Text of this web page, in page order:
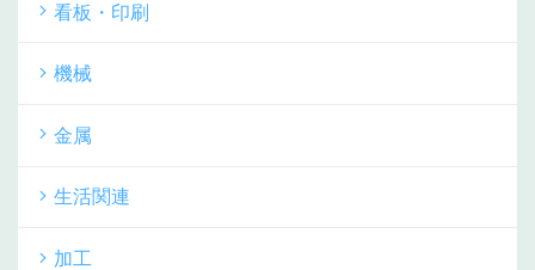
看板・印刷
機械
金属
生活関連
加工